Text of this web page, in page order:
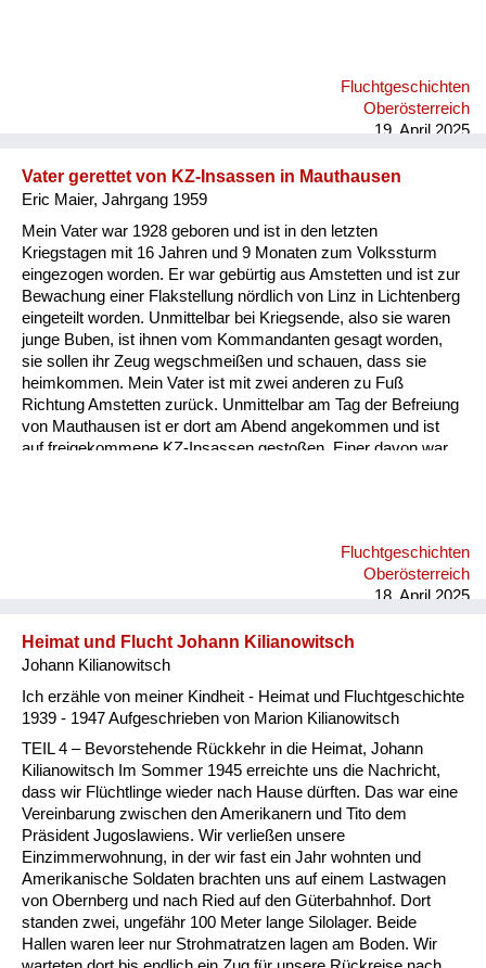
wurde dann Vizekanzler. Die Verbindung dieser Menschen,
Fluchtgeschichten
Oberösterreich
19. April 2025
Vater gerettet von KZ-Insassen in Mauthausen
Eric Maier, Jahrgang 1959
Mein Vater war 1928 geboren und ist in den letzten
Kriegstagen mit 16 Jahren und 9 Monaten zum Volkssturm
eingezogen worden. Er war gebürtig aus Amstetten und ist zur
Bewachung einer Flakstellung nördlich von Linz in Lichtenberg
eingeteilt worden. Unmittelbar bei Kriegsende, also sie waren
junge Buben, ist ihnen vom Kommandanten gesagt worden,
sie sollen ihr Zeug wegschmeißen und schauen, dass sie
heimkommen. Mein Vater ist mit zwei anderen zu Fuß
Richtung Amstetten zurück. Unmittelbar am Tag der Befreiung
von Mauthausen ist er dort am Abend angekommen und ist
auf freigekommene KZ-Insassen gestoßen. Einer davon war
erschießt. Das heißt, er hat dem wahrscheinlich sein Leben zu
verdanken. Mein Vater hat mir das wiederholt erzählt, es dürfte
Fluchtgeschichten
Oberösterreich
18. April 2025
Heimat und Flucht Johann Kilianowitsch
Johann Kilianowitsch
Ich erzähle von meiner Kindheit - Heimat und Fluchtgeschichte
1939 - 1947 Aufgeschrieben von Marion Kilianowitsch
TEIL 4 – Bevorstehende Rückkehr in die Heimat, Johann
Kilianowitsch Im Sommer 1945 erreichte uns die Nachricht,
dass wir Flüchtlinge wieder nach Hause dürften. Das war eine
Vereinbarung zwischen den Amerikanern und Tito dem
Präsident Jugoslawiens. Wir verließen unsere
Einzimmerwohnung, in der wir fast ein Jahr wohnten und
Amerikanische Soldaten brachten uns auf einem Lastwagen
von Obernberg und nach Ried auf den Güterbahnhof. Dort
standen zwei, ungefähr 100 Meter lange Silolager. Beide
Hallen waren leer nur Strohmatratzen lagen am Boden. Wir